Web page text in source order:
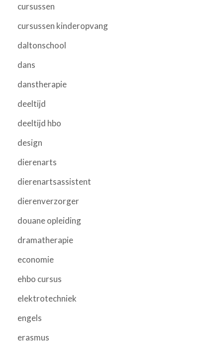
cursussen
cursussen kinderopvang
daltonschool
dans
danstherapie
deeltijd
deeltijd hbo
design
dierenarts
dierenartsassistent
dierenverzorger
douane opleiding
dramatherapie
economie
ehbo cursus
elektrotechniek
engels
erasmus